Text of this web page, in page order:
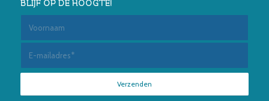
BLIJF OP DE HOOGTE!